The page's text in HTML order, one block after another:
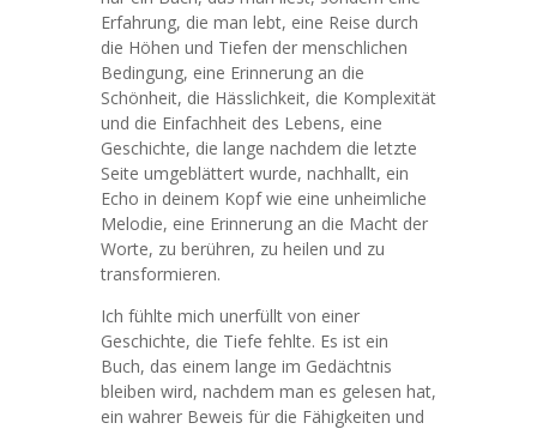
Erfahrung, die man lebt, eine Reise durch
die Höhen und Tiefen der menschlichen
Bedingung, eine Erinnerung an die
Schönheit, die Hässlichkeit, die Komplexität
und die Einfachheit des Lebens, eine
Geschichte, die lange nachdem die letzte
Seite umgeblättert wurde, nachhallt, ein
Echo in deinem Kopf wie eine unheimliche
Melodie, eine Erinnerung an die Macht der
Worte, zu berühren, zu heilen und zu
transformieren.
Ich fühlte mich unerfüllt von einer
Geschichte, die Tiefe fehlte. Es ist ein
Buch, das einem lange im Gedächtnis
bleiben wird, nachdem man es gelesen hat,
ein wahrer Beweis für die Fähigkeiten und